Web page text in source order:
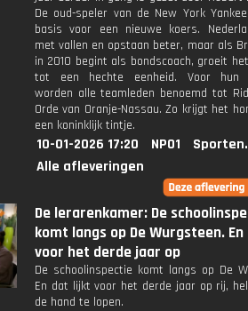
De oud-speler van de New York
basis voor een nieuwe koers.
met vallen en opstaan beter, maar als
in 2010 begint als bondscoach, groeit
tot een hechte eenheid. Voor hun
worden alle teamleden benoemd tot
Orde van Oranje-Nassau. Zo krijgt het
een koninklijk tintje.
10-01-2026 17:20 NPO1
Alle afleveringen
De lerarenkamer: De
komt langs op De Wurgsteen.
voor het derde jaar op
De schoolinspectie komt langs op De
En dat lijkt voor het derde jaar op rij,
de hand te lopen.